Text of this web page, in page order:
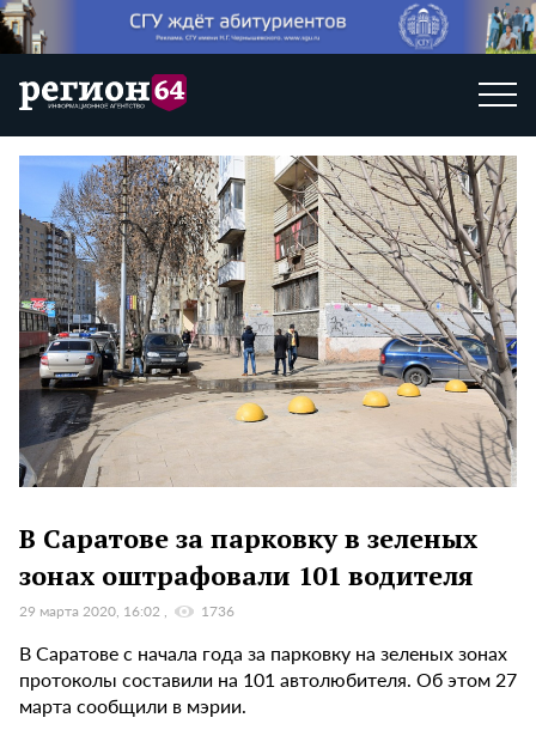
В Саратове за парковку в зеленых
зонах оштрафовали 101 водителя
29 марта 2020, 16:02 1736
В Саратове с начала года за парковку на зеленых зонах
протоколы составили на 101 автолюбителя. Об этом 27
марта сообщили в мэрии.